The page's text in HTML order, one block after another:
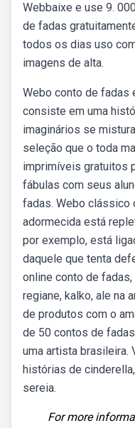
Webbaixe e use 9.
de fadas
todos os dias uso
imagens de alta.
Webo conto de fadas
consiste em uma
imaginários se
seleção que o toda
imprimíveis gratuitos
fábulas com seus
fadas. Webo clássico
adormecida está
por exemplo, está
daquele que tenta
online conto de
regiane, kalko, ale na
de produtos com o
de 50 contos de
uma artista brasileira.
histórias de
sereia.
For more